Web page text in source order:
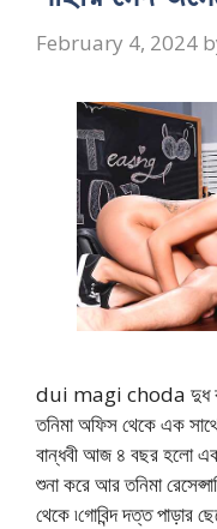
February 4, 2024
dui magi choda দুধ
তনিমা অফিস থেকে এক
বান্ধবী আজ ৪ বছর হলো
শুনা করে আর তনিমা
থেকে ৷গোবিন্দ দত্ত পাড়ার